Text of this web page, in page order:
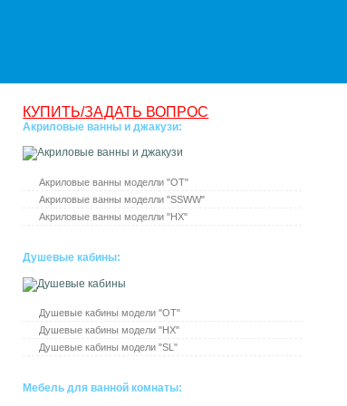
КУПИТЬ/ЗАДАТЬ ВОПРОС
Акриловые ванны и джакузи:
Акриловые ванны моделли "ОТ"
Акриловые ванны моделли "SSWW"
Акриловые ванны моделли "HX"
Душевые кабины:
Душевые кабины модели "ОТ"
Душевые кабины модели "HX"
Душевые кабины модели "SL"
Мебель для ванной комнаты: